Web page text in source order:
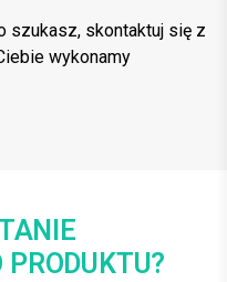
szukasz, skontaktuj się z
wykonamy
PRODUKTU?